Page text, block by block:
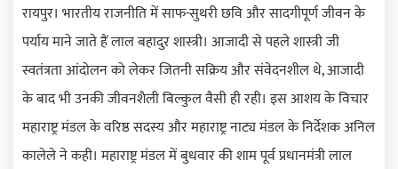
रायपुर। भारतीय राजनीति में साफ-सुथरी छवि और सादगीपूर्ण जीवन के
पर्याय माने जाते हैं लाल बहादुर शास्त्री। आजादी से पहले शास्त्री जी
स्वतंत्रता आंदोलन को लेकर जितनी सक्रिय और संवेदनशील थे,आजादी
के बाद भी उनकी जीवनशैली बिल्कुल वैसी ही रही। इस आशय के विचार
महाराष्ट्र मंडल के वरिष्ठ सदस्य और महाराष्ट्र नाट्य मंडल के निर्देशक अनिल
कालेले ने कही। महाराष्ट्र मंडल में बुधवार की शाम पूर्व प्रधानमंत्री लाल